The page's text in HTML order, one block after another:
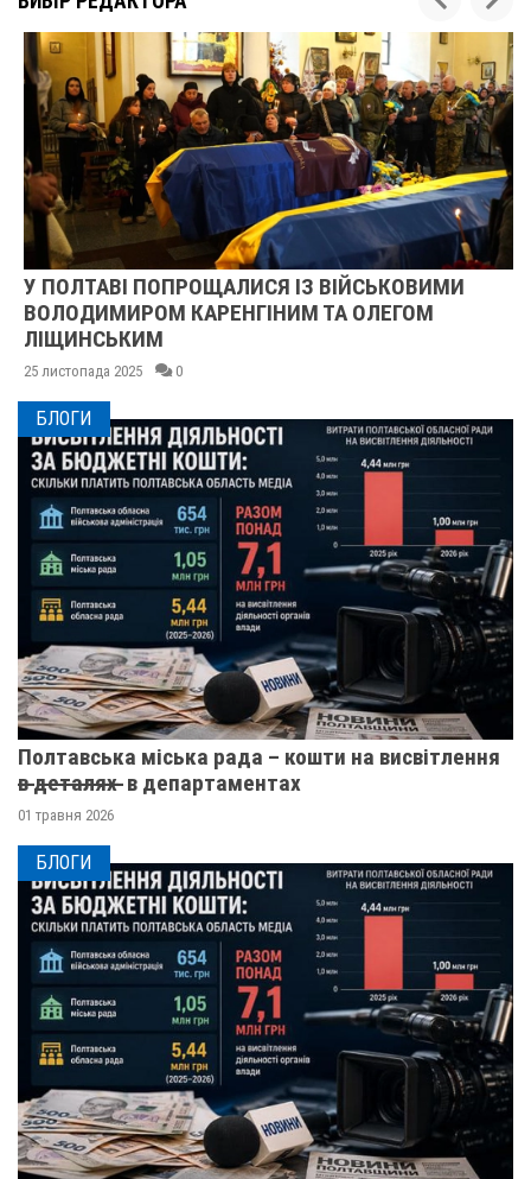
У ПОЛТАВІ ПОПРОЩАЛИСЯ ІЗ ВІЙСЬКОВИМИ
ВОЛОДИМИРОМ КАРЕНГІНИМ ТА ОЛЕГОМ
ЛІЩИНСЬКИМ
25 листопада 2025 0
БЛОГИ
Полтавська міська рада – кошти на висвітлення
в̶ ̶д̶е̶т̶а̶л̶я̶х̶ ̶ в департаментах
01 травня 2026
БЛОГИ